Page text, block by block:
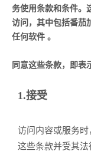
务使用条款和条件。
访问，其中包括番茄
任何软件 。
同意这些条款，即表
1.接受
访问内容或服务
这些条款并受其